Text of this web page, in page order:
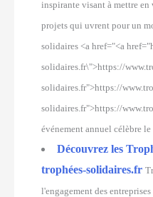
inspirante visant à mettre en
projets qui uvrent pour un
solidaires <a href="<a
solidaires.fr\">https://
solidaires.fr">https://
solidaires.fr">https://
événement annuel célèbre
Découvrez les
trophées-solidaires.fr
l'engagement des